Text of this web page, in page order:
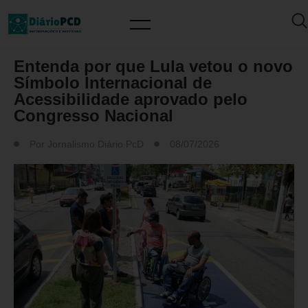
Entenda por que Lula vetou o novo
Símbolo Internacional de
Acessibilidade aprovado pelo
Congresso Nacional